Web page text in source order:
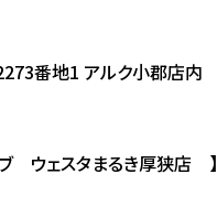
番地1 アルク小郡店内
ウェスタまるき厚狭店 】